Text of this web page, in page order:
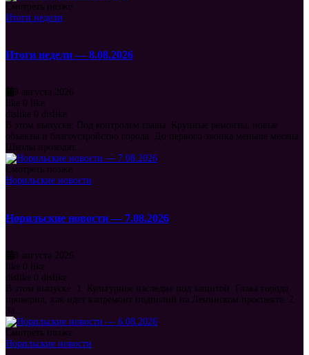
Смотреть позже
Итоги недели
Итоги недели — 8.08.2026
9 августа 2026
like
0
like
dislike
0 dislike
В этом выпуске: Под контролем главы. Крупные ремонты, новые
объекты и благоустройство города. До первого звонка меньше месяца.
Школы проходят...
Смотреть позже
Норильские новости
Норильские новости — 7.08.2026
8 августа 2026
like
0
like
dislike
0 dislike
В этом выпуске: 1. Культурное наследие под защитой. Глава города
проверил, как идет капремонт подполий на Ленинском проспекте. 2.
За...
Смотреть позже
Норильские новости